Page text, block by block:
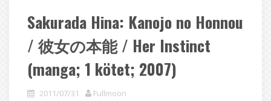
Sakurada Hina: Kanojo no Honnou
/ 彼女の本能 / Her Instinct
(manga; 1 kötet; 2007)
2011/07/31 Fullmoon